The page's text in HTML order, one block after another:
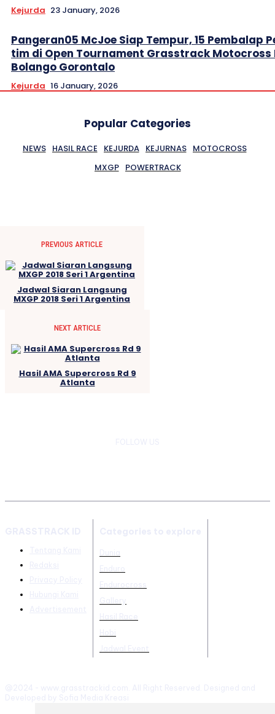
Kejurda 23 January, 2026
Pangeran05 McJoe Siap Tempur, 15 Pembalap
tim di Open Tournament Grasstrack Motocross
Bolango Gorontalo
Kejurda 16 January, 2026
Popular Categories
NEWS HASIL RACE KEJURDA KEJURNAS
MOTOCROSS
MXGP
POWERTRACK
PREVIOUS ARTICLE
Jadwal Siaran Langsung
MXGP 2018 Seri 1 Argentina
NEXT ARTICLE
Hasil AMA Supercross Rd 9
Atlanta